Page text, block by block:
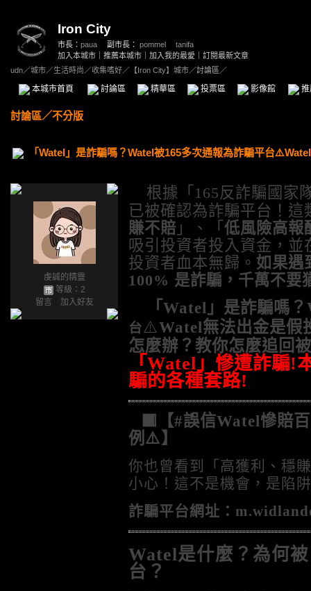
Iron City
市長： paua 副市長： pommel
tanifa
加入本城市
推薦本城市 加入我的最愛
訂閱最新文章
udn／城市／生活時尚 ／收集嗜好／ 【Iron City】城市／討論區／
本城市首頁 討論區 精華區 投票區 影像館
討論區／不分版
「Watel」是詐騙嗎？Watel被165多次通報為詐騙平台
虔誠的精靈
等級：2
留言
加入好友
根據「 165反詐騙國家
已被確認為詐騙平台！這
賺不賠 」、「 低風險高報
吸引投資者投入資金，
投資者血本無歸。 如果遇
100% 是詐騙，千萬不要
「Watel 」是詐騙嗎？
台⚠️Watel無法出金是假
怎麼辦？ 教你怎麼追回被
「 Watel 」慘遭詐騙!
騙的各種套路!
🟥【#誤信Watel慘賠
例⚠️】
你也曾看到「高獲利、穩
小心！這不是機會，是陷
詐騙平台網址：
Watel是什麼？為何
台？